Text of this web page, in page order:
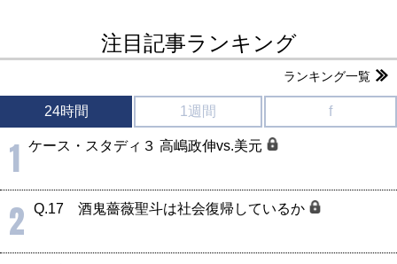
注目記事ランキング
ランキング一覧
24時間 1週間 f
1 ケース・スタディ３ 高嶋政伸vs.美元
2 Q.17 酒鬼薔薇聖斗は社会復帰しているか